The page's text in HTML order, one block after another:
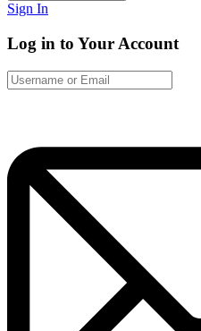
Sign In
Log in to Your Account